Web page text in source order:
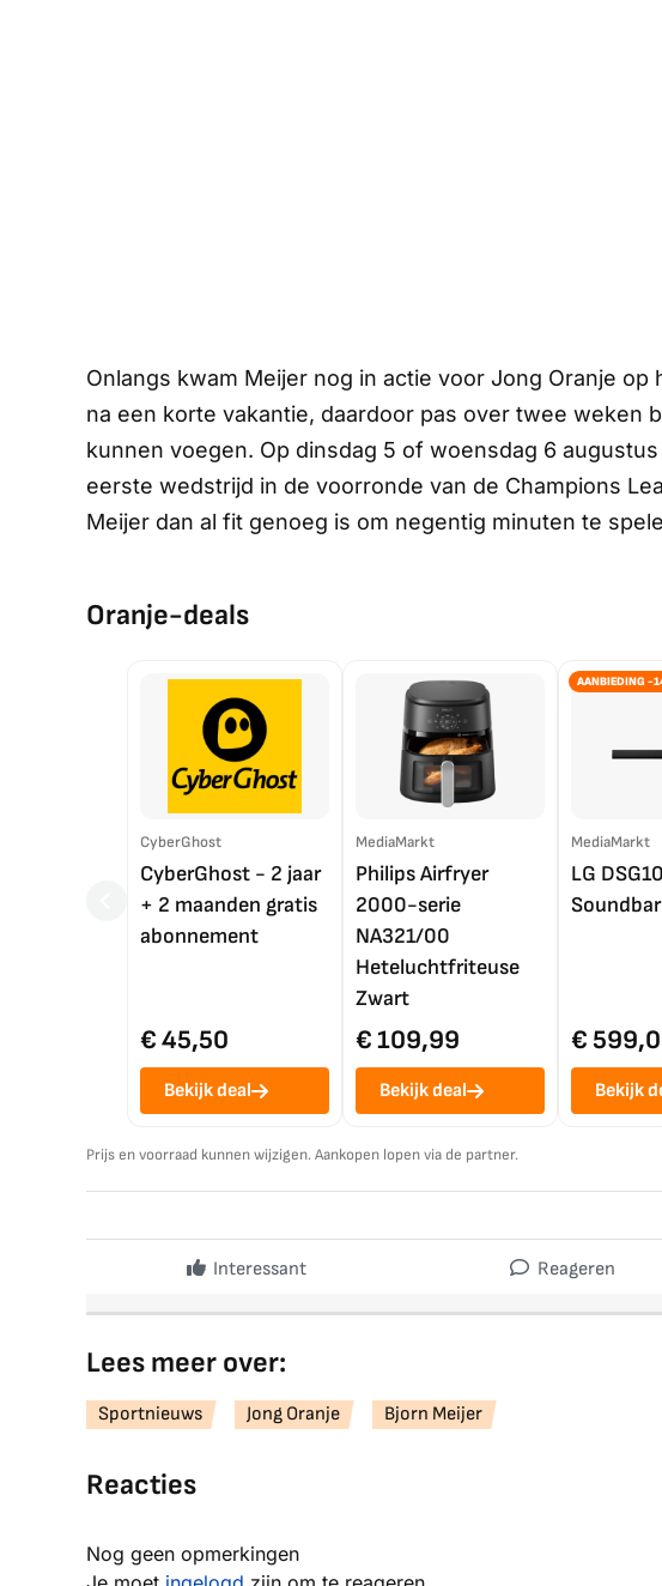
Onlangs kwam Meijer nog in actie voor Jong Oranje op
na een korte vakantie, daardoor pas over twee weken
kunnen voegen. Op dinsdag 5 of woensdag 6
eerste wedstrijd in de voorronde van de Champions
Meijer dan al fit genoeg is om negentig minuten te
Oranje-deals
CyberGhost
CyberGhost - 2 jaar
+ 2 maanden gratis
abonnement
€ 45,50
Bekijk deal
MediaMarkt
Philips Airfryer
2000-serie
NA321/00
Heteluchtfriteuse
Zwart
€ 109,99
Bekijk deal
AANBIEDING -
MediaMarkt
LG
€
Bekijk
Prijs en voorraad kunnen wijzigen. Aankopen lopen via de partner.
Interessant Reageren
Lees meer over:
Sportnieuws Jong Oranje Bjorn Meijer
Reacties
Nog geen opmerkingen